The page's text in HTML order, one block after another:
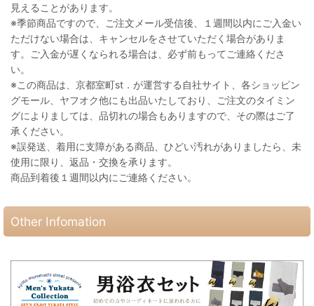
見えることがあります。
※季節商品ですので、ご注文メール受信後、１週間以内にご入金い
ただけない場合は、キャンセルをさせていただく場合がありま
す。ご入金が遅くなられる場合は、必ず前もってご連絡くださ
い。
※この商品は、京都室町st．が運営する自社サイト、各ショッピン
グモール、ヤフオク他にも出品いたしており、ご注文のタイミン
グによりましては、品切れの場合もありますので、その際はご了
承ください。
※誤発送、着用に支障がある商品、ひどい汚れがありましたら、未
使用に限り、返品・交換を承ります。
商品到着後１週間以内にご連絡ください。
Other Infomation